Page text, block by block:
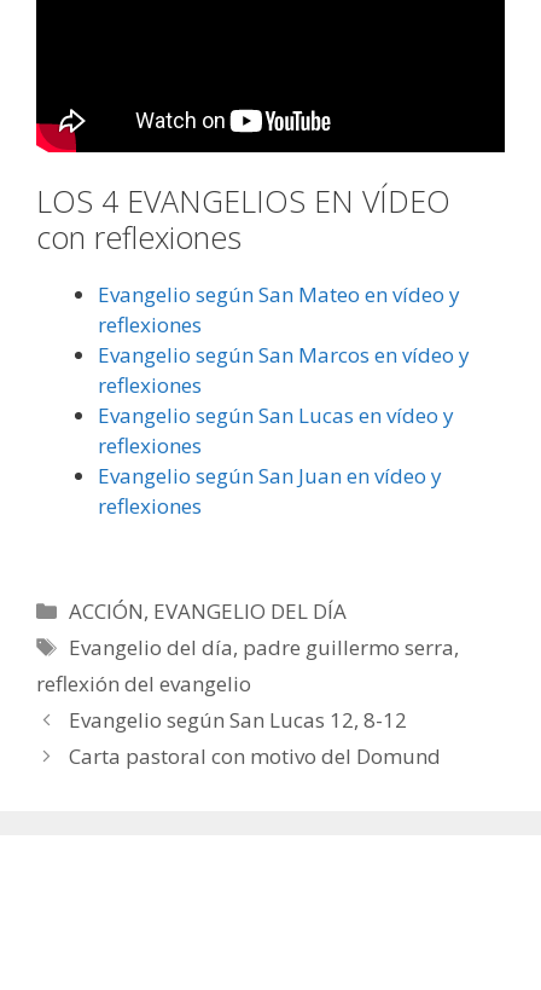
LOS 4 EVANGELIOS EN VÍDEO
con reflexiones
Evangelio según San Mateo en vídeo y
reflexiones
Evangelio según San Marcos en vídeo y
reflexiones
Evangelio según San Lucas en vídeo y
reflexiones
Evangelio según San Juan en vídeo y
reflexiones
Categorías
ACCIÓN, EVANGELIO DEL DÍA
Etiquetas
Evangelio del día, padre guillermo serra,
reflexión del evangelio
Evangelio según San Lucas 12, 8-12
Carta pastoral con motivo del Domund